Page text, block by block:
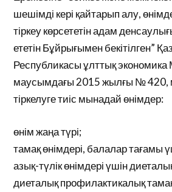
шешімді кері қайтарып алу,
тіркеу көрсететін адам
ететін Бұйрығымен бекітілген”
Республикасы ұлттық экономика
маусымдағы 2015 жылғы № 420,
тіркелуге тиіс мынадай өнімдер:
өнім жаңа түрі;
тамақ өнімдері, балалар тағамы
азық-түлік өнімдері үшін
диеталық профилактикалық